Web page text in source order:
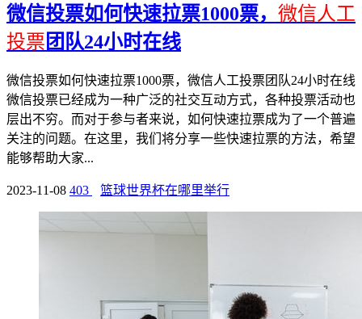
微信投票如何快速拉票1000票， 微信人工
投票 团队24小时在线
微信投票如何快速拉票1000票，微信人工投票团队24小时在线
微信投票已经成为一种广泛的社交互动方式，各种投票活动也
层出不穷。而对于参与者来说，如何快速拉票成为了一个普遍
关注的问题。在这里，我们将分享一些快速拉票的方法，希望
能够帮助大家...
2023-11-08 403 篮球世界杯在哪里举行